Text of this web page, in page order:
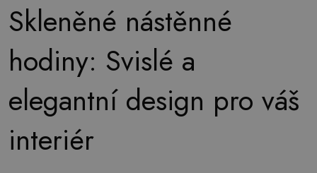
Skleněné nástěnné
hodiny: Svislé a
elegantní design pro váš
interiér